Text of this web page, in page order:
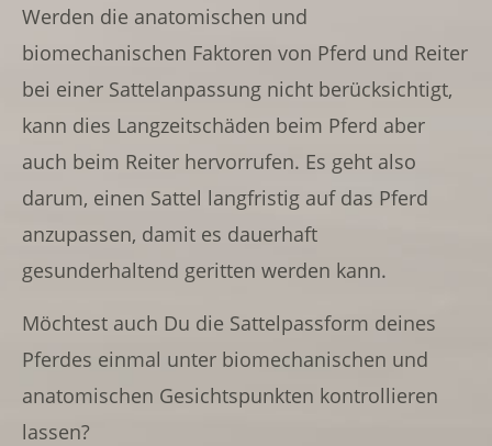
Werden die anatomischen und
biomechanischen Faktoren von Pferd und Reiter
bei einer Sattelanpassung nicht berücksichtigt,
kann dies Langzeitschäden beim Pferd aber
auch beim Reiter hervorrufen. Es geht also
darum, einen Sattel langfristig auf das Pferd
anzupassen, damit es dauerhaft
gesunderhaltend geritten werden kann.
Möchtest auch Du die Sattelpassform deines
Pferdes einmal unter biomechanischen und
anatomischen Gesichtspunkten kontrollieren
lassen?